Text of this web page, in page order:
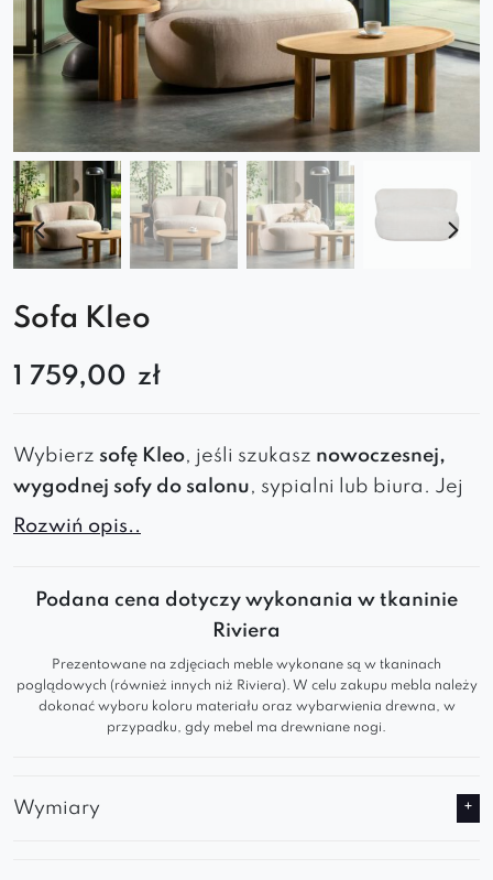
Sofa Kleo
1 759,00 zł
Wybierz sofę Kleo, jeśli szukasz nowoczesnej,
wygodnej sofy do salonu, sypialni lub biura. Jej
miękka forma i kompaktowy kształt idealnie
Dlaczego warto?
Wygodna sofa tapicerowana– przyjemna w
dotyku i ergonomiczna
Sofa premium
Rozwiń opis..
Podana cena dotyczy wykonania w tkaninie
Riviera
Prezentowane na zdjęciach meble wykonane są w tkaninach
poglądowych (również innych niż Riviera). W celu zakupu mebla należy
dokonać wyboru koloru materiału oraz wybarwienia drewna, w
przypadku, gdy mebel ma drewniane nogi.
Wymiary